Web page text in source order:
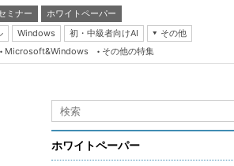
ミナー
ホワイトペーパー
Windows 初・中級者向けAI
その他
Server & Storage
Microsoft&Windows その他の特集
ホワイトペーパー